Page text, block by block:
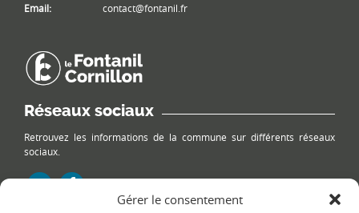
Gérer le consentement
Email:
contact@fontanil.fr
Réseaux sociaux
Retrouvez les informations de la commune sur différents réseaux
sociaux.